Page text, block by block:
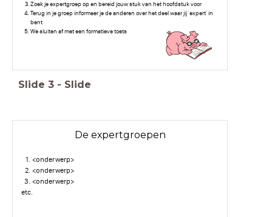
Zoek je expertgroep op en bereid jouw stuk van het hoofdstuk voor
Terug in je groep informeer je de anderen over het deel waar jij 'expert' in
bent
We sluiten af met een formatieve toets
Slide 3 - Slide
De expertgroepen
<onderwerp>
<onderwerp>
<onderwerp>
etc.